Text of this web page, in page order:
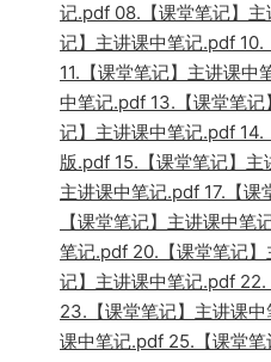
记.pdf 08.【课堂笔记】
记】主讲课中笔记.pdf
11.【课堂笔记】主讲课
中笔记.pdf 13.【课堂笔
记】主讲课中笔记.pdf 14.
版.pdf 15.【课堂笔记】主
主讲课中笔记.pdf 17.【
【课堂笔记】主讲课中笔
笔记.pdf 20.【课堂笔记
记】主讲课中笔记.pdf
23.【课堂笔记】主讲课
课中笔记.pdf 25.【课堂